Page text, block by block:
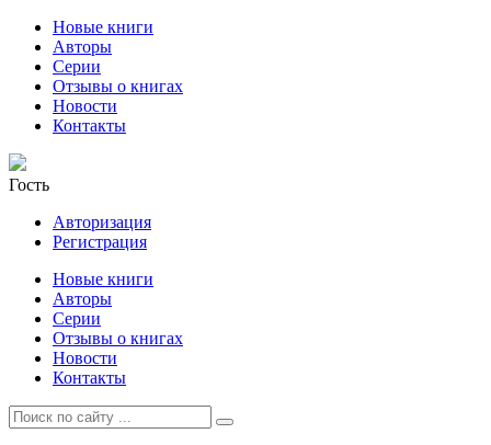
Новые книги
Авторы
Серии
Отзывы о книгах
Новости
Контакты
Гость
Авторизация
Регистрация
Новые книги
Авторы
Серии
Отзывы о книгах
Новости
Контакты